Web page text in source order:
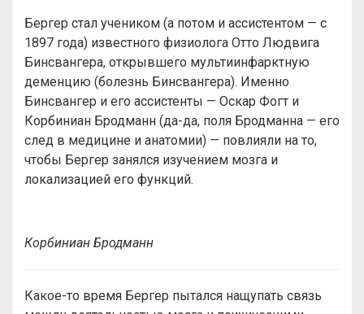
Бергер стал учеником (а потом и ассистентом — с
1897 года) известного физиолога Отто Людвига
Бинсвангера, открывшего мультиинфарктную
деменцию (болезнь Бинсвангера). Именно
Бинсвангер и его ассистенты — Оскар Фогт и
Корбиниан Бродманн (да-да, поля Бродманна — его
след в медицине и анатомии) — повлияли на то,
чтобы Бергер занялся изучением мозга и
локализацией его функций.
Корбиниан Бродманн
Какое-то время Бергер пытался нащупать связь